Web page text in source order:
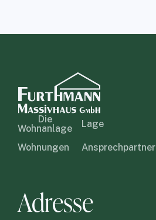
Die
Wohnanlage
Lage
Wohnungen Ansprechpartner
Adresse